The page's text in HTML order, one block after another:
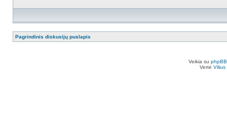
Pagrindinis diskusijų puslapis
Veikia su phpBB
Vertė Vilius